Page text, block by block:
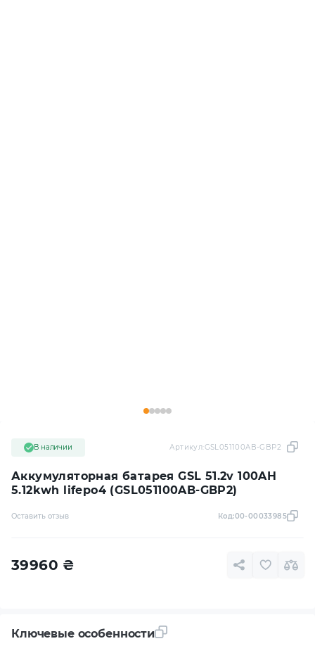
Аккумуляторная батарея GSL 51.2v 100AH
5.12kwh lifepo4 (GSL051100AB-GBP2)
В наличии Артикул:GSL051100AB-GBP2
Оставить отзыв Код:00-00033985
39960 ₴
Ключевые особенности